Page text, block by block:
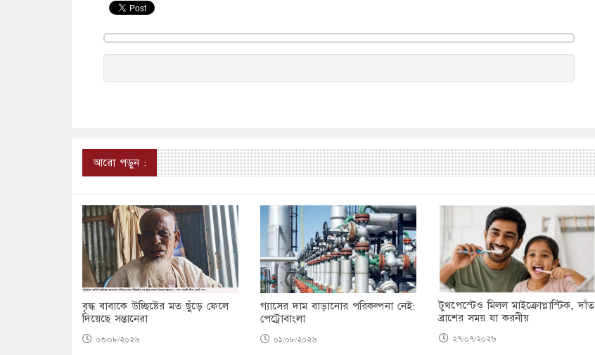
আরো পড়ুন :
বৃদ্ধ বাবাকে উচ্ছিষ্টের মত ছুঁড়ে ফেলে
দিয়েছে সন্তানেরা
০৩/০৮/২০২৬
গ্যাসের দাম বাড়ানোর পরিকল্পনা নেই:
পেট্রোবাংলা
০১/০৮/২০২৬
টুথপেস্টেও মিলল মাইক্রোপ্লাস্টিক, দাঁত
ব্রাশের সময় যা করনীয়
২৭/০৭/২০২৬